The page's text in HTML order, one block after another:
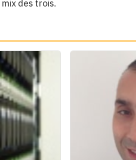
des trois.